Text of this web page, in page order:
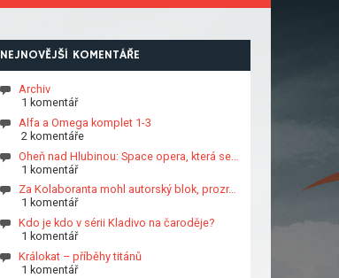
NEJNOVĚJŠÍ KOMENTÁŘE
Archiv
1 komentář
Alfa a Omega komplet 1-3
2 komentáře
Oheň nad Hlubinou: Space opera, která se…
1 komentář
Za Kolaboranta mohl autorský blok, prozr…
1 komentář
Kdo je kdo v sérii Kladivo na čaroděje?
1 komentář
Králokat – příběhy titánů
1 komentář